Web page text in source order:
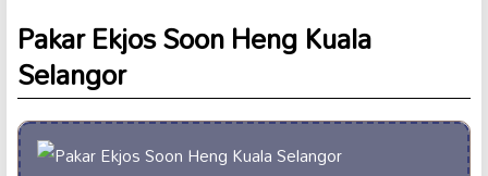
Pakar Ekjos Soon Heng Kuala
Selangor